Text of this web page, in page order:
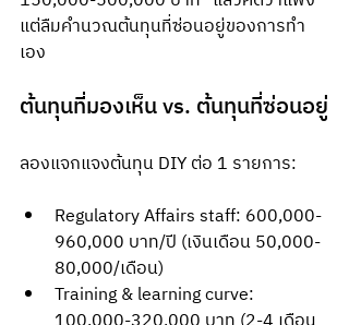
แต่ลืมคำนวณต้นทุนที่ซ่อนอยู่ของการทำ
เอง
ต้นทุนที่มองเห็น vs. ต้นทุนที่ซ่อนอยู่
ลองแจกแจงต้นทุน DIY ต่อ 1 รายการ:
Regulatory Affairs staff: 600,000-
960,000 บาท/ปี (เงินเดือน 50,000-
80,000/เดือน)
Training & learning curve: